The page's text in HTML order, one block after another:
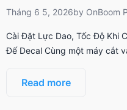
Tháng 6 5, 2026by OnBoom
Cài Đặt Lực Dao, Tốc Độ Khi
Đế Decal Cùng một máy cắt
Read more